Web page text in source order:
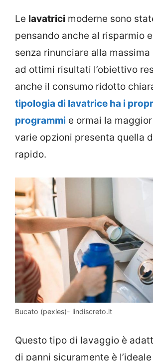
Le lavatrici moderne sono
pensando anche al risparmio
senza rinunciare alla
ad ottimi risultati l’obiettivo
anche il consumo ridotto
tipologia di lavatrice ha i
programmi e ormai la
varie opzioni presenta quella
rapido.
Bucato (pexles)- lindiscreto.it
Questo tipo di lavaggio è
di panni sicuramente è